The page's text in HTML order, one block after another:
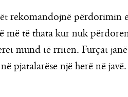
rekomandojnë përdorimin
më të thata kur nuk
mund të rriten. Furçat
pjatalarëse një herë në javë.